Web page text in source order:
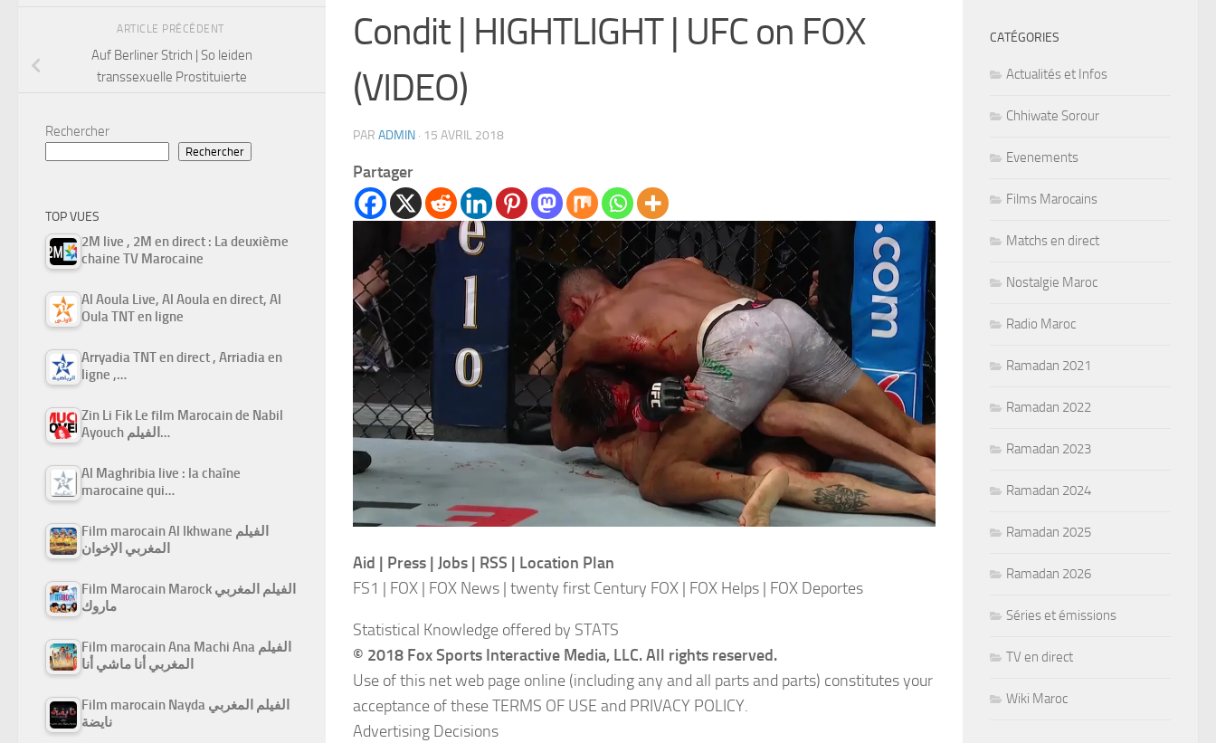
Condit | HIGHTLIGHT | UFC on FOX
(VIDEO)
PAR ADMIN · 15 AVRIL 2018
Partager
Aid | Press | Jobs | RSS | Location Plan
FS1 | FOX | FOX News | twenty first Century FOX | FOX Helps | FOX Deportes
Statistical Knowledge offered by STATS
© 2018 Fox Sports Interactive Media, LLC. All rights reserved.
Use of this net web page online (including any and all parts and parts) constitutes your
acceptance of these TERMS OF USE and PRIVACY POLICY.
Advertising Decisions
ARTICLE PRÉCÉDENT
Auf Berliner Strich | So leiden
transsexuelle Prostituierte
Rechercher
Rechercher
TOP VUES
2M live , 2M en direct : La deuxième
chaine TV Marocaine
Al Aoula Live, Al Aoula en direct, Al
Oula TNT en ligne
Arryadia TNT en direct , Arriadia en
ligne ,…
Zin Li Fik Le film Marocain de Nabil
Ayouch الفيلم…
Al Maghribia live : la chaîne
marocaine qui…
Film marocain Al Ikhwane الفيلم
المغربي الإخوان
Film Marocain Marock الفيلم المغربي
ماروك
Film marocain Ana Machi Ana الفيلم
المغربي أنا ماشي أنا
Film marocain Nayda الفيلم المغربي
نايضة
CATÉGORIES
Actualités et Infos
Chhiwate Sorour
Evenements
Films Marocains
Matchs en direct
Nostalgie Maroc
Radio Maroc
Ramadan 2021
Ramadan 2022
Ramadan 2023
Ramadan 2024
Ramadan 2025
Ramadan 2026
Séries et émissions
TV en direct
Wiki Maroc